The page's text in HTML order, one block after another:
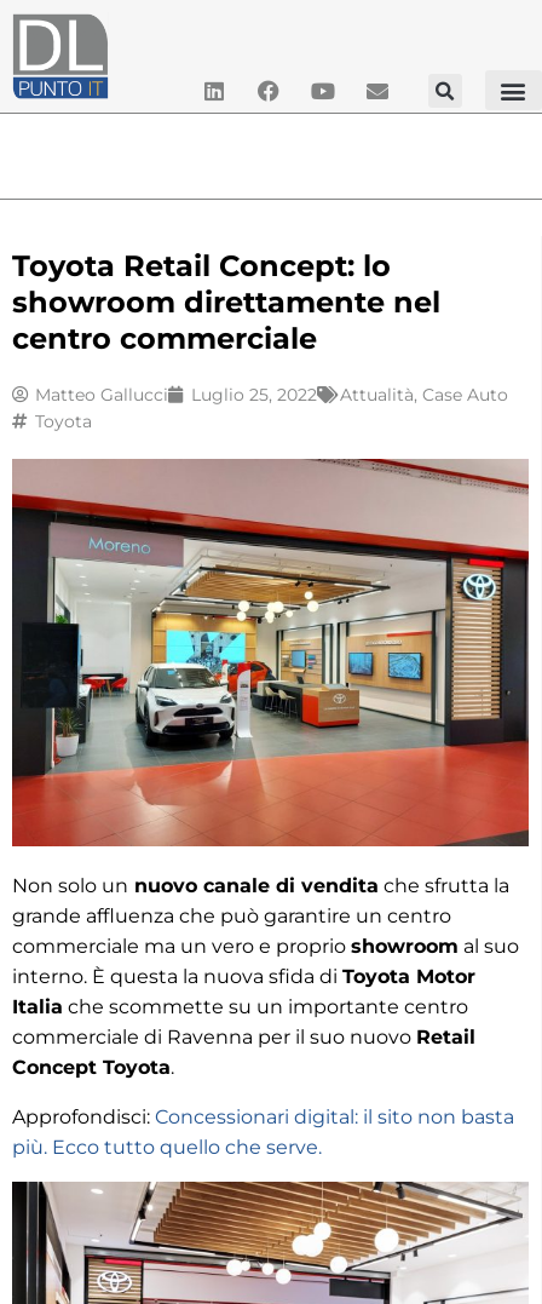
Toyota Retail Concept: lo
showroom direttamente nel
centro commerciale
Matteo Gallucci Luglio 25, 2022 Attualità, Case Auto
Toyota
Non solo un nuovo canale di vendita che sfrutta la
grande affluenza che può garantire un centro
commerciale ma un vero e proprio showroom al suo
interno. È questa la nuova sfida di Toyota Motor
Italia che scommette su un importante centro
commerciale di Ravenna per il suo nuovo Retail
Concept Toyota.
Approfondisci: Concessionari digital: il sito non basta
più. Ecco tutto quello che serve.